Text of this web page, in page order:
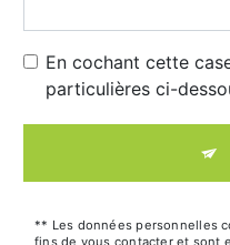
En cochant cette
particulières ci-
** Les données personnelles